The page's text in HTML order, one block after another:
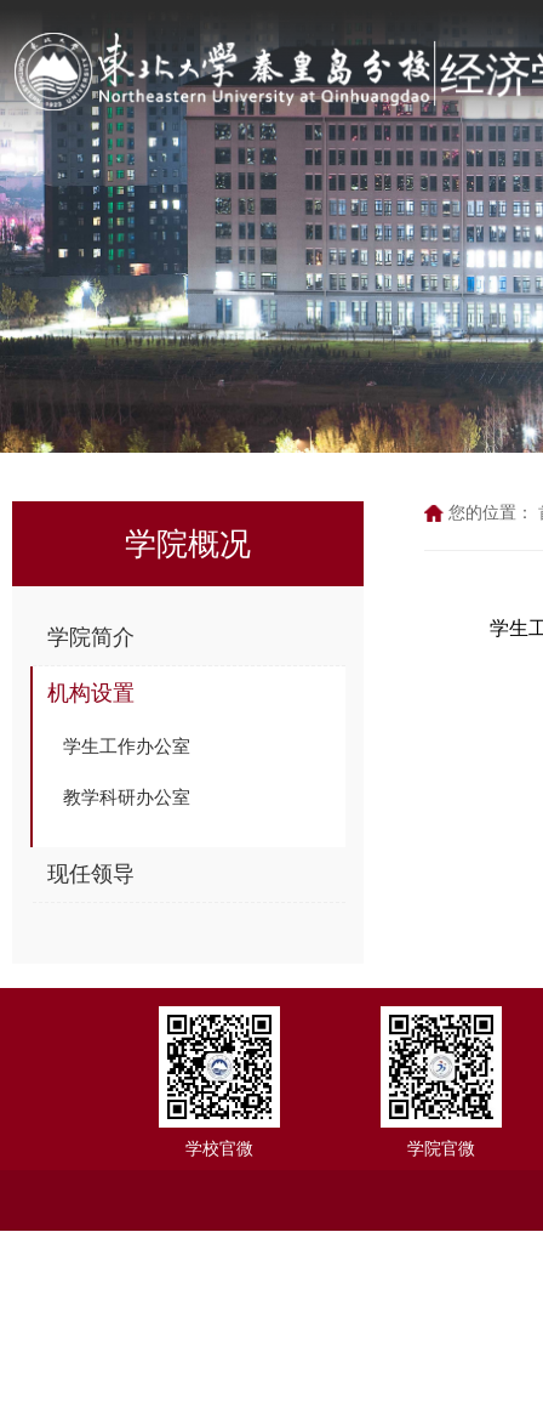
学院概况
学院简介
机构设置
学生工作办公室
教学科研办公室
现任领导
您的位置：
学生
学校官微 学院官微